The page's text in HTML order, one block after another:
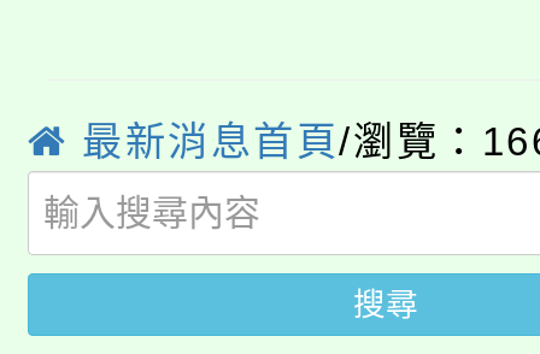
系所師生報名參加。
學籍身 分審查程序及
版
淨零綠領人才培育課程
公告本校115學年度第
代理(課)教師甄選結果(
「2026金融保險知識
車」活動
桃園市115學年度學生
最新消息首頁/瀏覽：
搜尋